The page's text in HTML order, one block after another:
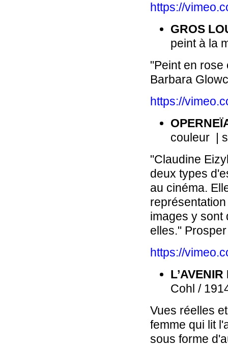
https://
GROS
peint à la
"Peint en rose
Barbara
https://
couleur |
"Claudine
deux types
au cinéma.
images y sont
elles."
https://
Cohl /
Vues réelles
femme qui lit
sous forme